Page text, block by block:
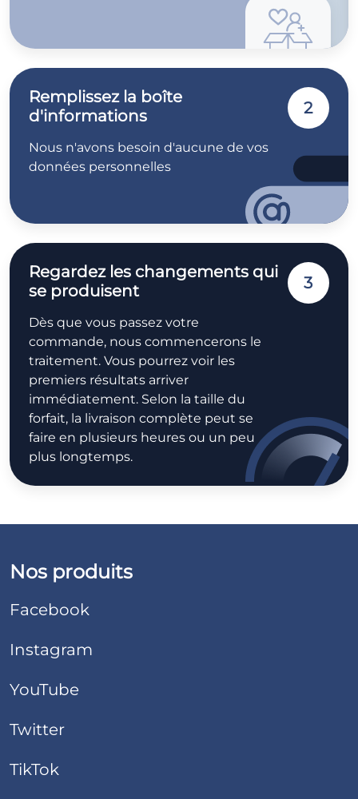
Remplissez la boîte
d'informations
Nous n'avons besoin d'aucune de vos
données personnelles
2
Regardez les changements qui
se produisent
Dès que vous passez votre
commande, nous commencerons le
traitement. Vous pourrez voir les
premiers résultats arriver
immédiatement. Selon la taille du
forfait, la livraison complète peut se
faire en plusieurs heures ou un peu
plus longtemps.
3
Nos produits
Facebook
Instagram
YouTube
Twitter
TikTok